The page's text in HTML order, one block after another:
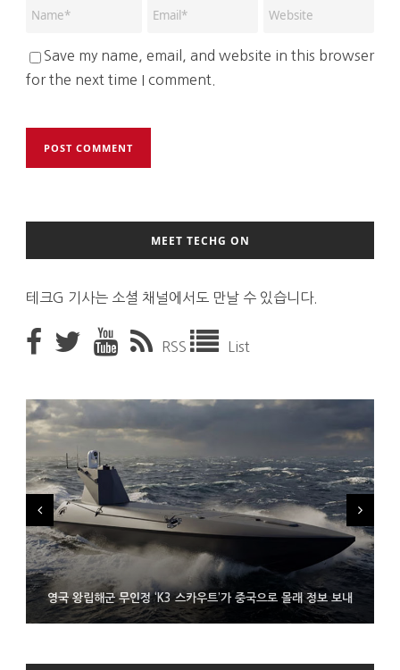
Save my name, email, and website in this browser
for the next time I comment.
MEET TECHG ON
테크G 기사는 소셜 채널에서도 만날 수 있습니다.
RSS List
영국 왕립해군 무인정 ‘K3 스카우트’가 중국으로 몰래 정보 보내
코레일 ‘종이 없는 승차권’ 서비스 담은 삼성 월렛
시력 조정 기능 얹고 가격 낮춘 공간 디스플레이 안경 ‘비추어 프로
2’ 공개